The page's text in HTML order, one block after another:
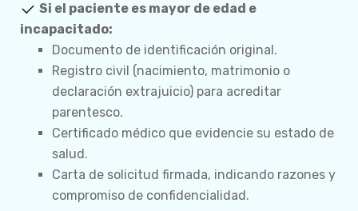
Si el paciente es mayor de edad e
incapacitado:
Documento de identificación original.
Registro civil (nacimiento, matrimonio o
declaración extrajuicio) para acreditar
parentesco.
Certificado médico que evidencie su estado de
salud.
Carta de solicitud firmada, indicando razones y
compromiso de confidencialidad.